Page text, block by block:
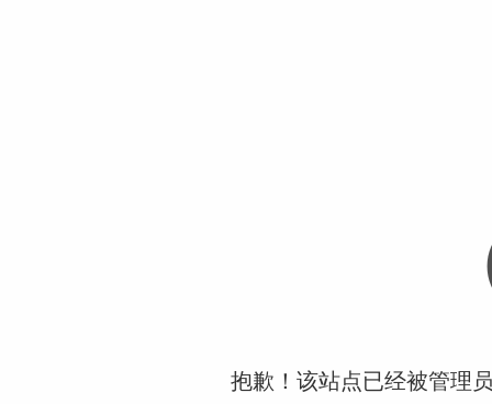
抱歉！该站点已经被管理